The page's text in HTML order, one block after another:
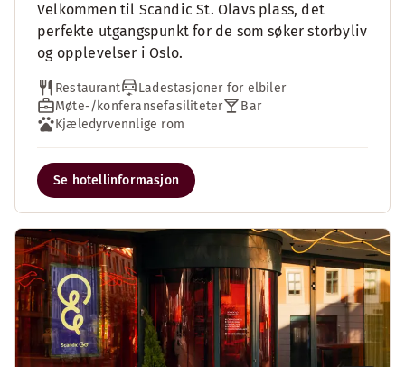
Velkommen til Scandic St. Olavs plass, det
perfekte utgangspunkt for de som søker storbyliv
og opplevelser i Oslo.
Restaurant
Ladestasjoner for elbiler
Møte-/konferansefasiliteter
Bar
Kjæledyrvennlige rom
Se hotellinformasjon